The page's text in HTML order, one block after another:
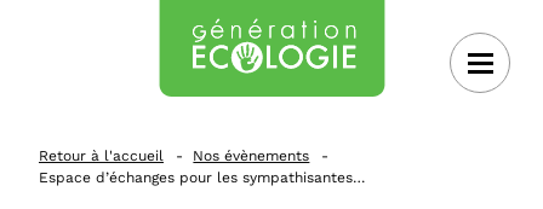
Retour à l'accueil
Nos évènements
Espace d’échanges pour les sympathisantes…